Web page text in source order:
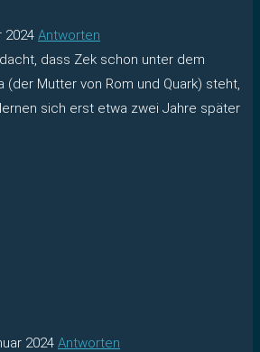
2024 Antworten
dass Zek schon unter dem
(der Mutter von Rom und Quark) steht,
sich erst etwa zwei Jahre später
2024 Antworten